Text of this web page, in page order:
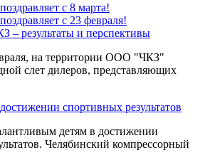
с 8 марта!
с 23 февраля!
– результаты и перспективы
на территории ООО "ЧКЗ"
слет дилеров, представляющих
спортивных результатов
детям в достижении
Челябинский компрессорный